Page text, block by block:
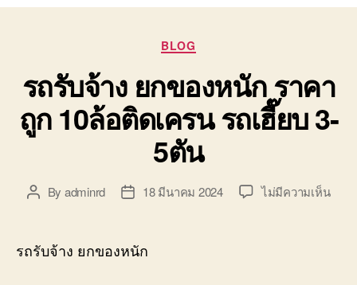
(บริษัท
พาณิชย์
บริการ
รถยก
รถ
รับจ้าง
ใน
เขต
บ่อ
วิน
Categories
BLOG
รถรับจ้าง ยกของหนัก ราคา
ถูก 10ล้อติดเครน รถเฮี๊ยบ 3-
5ตัน
PostBy adminrd
Post18 มีนาคม 2024 ไม่มีความเห็นบน
รถรับจ้าง ยกของหนัก